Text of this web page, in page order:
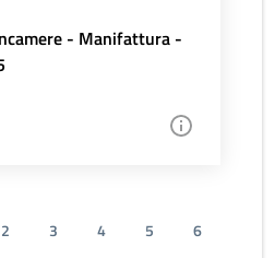
- Manifattura -
2 3 4 5
6